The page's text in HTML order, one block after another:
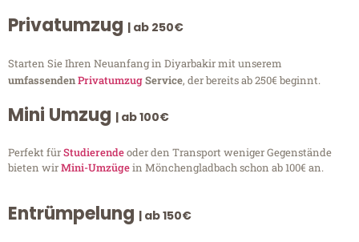
Privatumzug | ab 250€
Starten Sie Ihren Neuanfang in Diyarbakir mit unserem
umfassendenPrivatumzugService, der bereits ab 250€ beginnt.
Mini Umzug | ab 100€
Perfekt fürStudierendeoder den Transport weniger Gegenstände
bieten wirMini-Umzügein Mönchengladbach schon ab 100€ an.
Entrümpelung | ab 150€